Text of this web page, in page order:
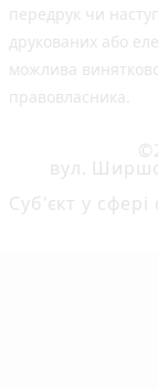
передрук чи
друкованих або
можлива
правовласника.
вул.
Cуб'єкт у